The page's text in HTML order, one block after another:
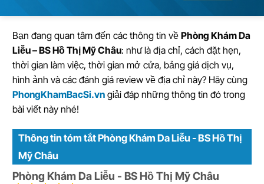
Bạn đang quan tâm đến các thông tin về Phòng Khám Da
Liễu – BS Hồ Thị Mỹ Châu: như là địa chỉ, cách đặt hẹn,
thời gian làm việc, thời gian mở cửa, bảng giá dịch vụ,
hình ảnh và các đánh giá review về địa chỉ này? Hãy cùng
PhongKhamBacSi.vn giải đáp những thông tin đó trong
bài viết này nhé!
Thông tin tóm tắt Phòng Khám Da Liễu - BS Hồ Thị
Mỹ Châu
Phòng Khám Da Liễu - BS Hồ Thị Mỹ Châu